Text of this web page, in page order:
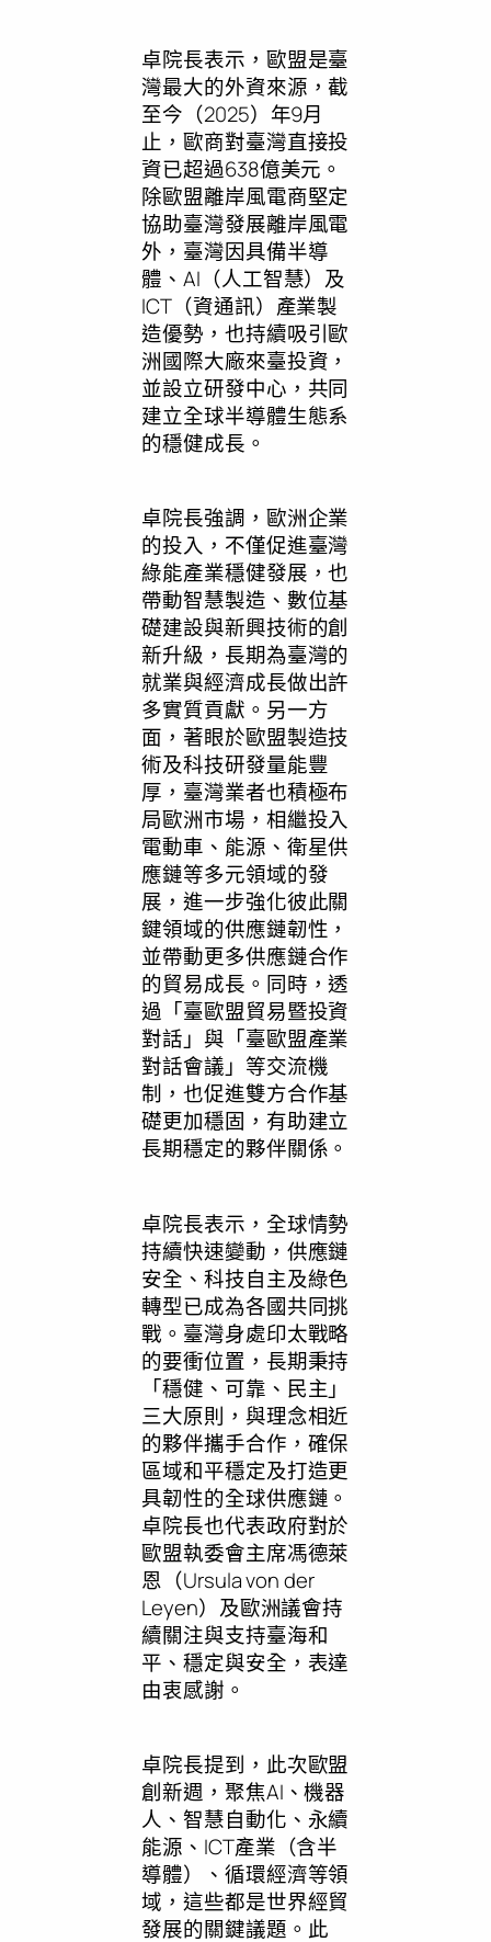
卓院長表示，歐盟是臺
灣最大的外資來源，截
至今（2025）年9月
止，歐商對臺灣直接投
資已超過638億美元。
除歐盟離岸風電商堅定
協助臺灣發展離岸風電
外，臺灣因具備半導
體、AI（人工智慧）及
ICT（資通訊）產業製
造優勢，也持續吸引歐
洲國際大廠來臺投資，
並設立研發中心，共同
建立全球半導體生態系
的穩健成長。
卓院長強調，歐洲企業
的投入，不僅促進臺灣
綠能產業穩健發展，也
帶動智慧製造、數位基
礎建設與新興技術的創
新升級，長期為臺灣的
就業與經濟成長做出許
多實質貢獻。另一方
面，著眼於歐盟製造技
術及科技研發量能豐
厚，臺灣業者也積極布
局歐洲市場，相繼投入
電動車、能源、衛星供
應鏈等多元領域的發
展，進一步強化彼此關
鍵領域的供應鏈韌性，
並帶動更多供應鏈合作
的貿易成長。同時，透
過「臺歐盟貿易暨投資
對話」與「臺歐盟產業
對話會議」等交流機
制，也促進雙方合作基
礎更加穩固，有助建立
長期穩定的夥伴關係。
卓院長表示，全球情勢
持續快速變動，供應鏈
安全、科技自主及綠色
轉型已成為各國共同挑
戰。臺灣身處印太戰略
的要衝位置，長期秉持
「穩健、可靠、民主」
三大原則，與理念相近
的夥伴攜手合作，確保
區域和平穩定及打造更
具韌性的全球供應鏈。
卓院長也代表政府對於
歐盟執委會主席馮德萊
恩（Ursula von der
Leyen）及歐洲議會持
續關注與支持臺海和
平、穩定與安全，表達
由衷感謝。
卓院長提到，此次歐盟
創新週，聚焦AI、機器
人、智慧自動化、永續
能源、ICT產業（含半
導體）、循環經濟等領
域，這些都是世界經貿
發展的關鍵議題。此